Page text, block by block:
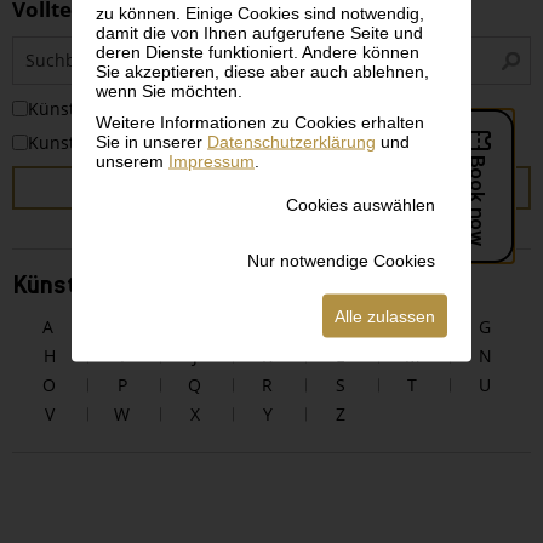
zu können. Einige Cookies sind notwendig,
damit die von Ihnen aufgerufene Seite und
deren Dienste funktioniert. Andere können
Sie akzeptieren, diese aber auch ablehnen,
wenn Sie möchten.
Weitere Informationen zu Cookies erhalten
Sie in unserer Datenschutzerklärung und
unserem Impressum
Cookies auswählen
Nur notwendige Cookies
Alle zulassen
Volltextsuche
KünstlerInnen
Kunstwerke
KünstlerInnen alphabetisch
A E F
G
H
I J K L M
N
O
P Q R S T
U
V
W X Y Z